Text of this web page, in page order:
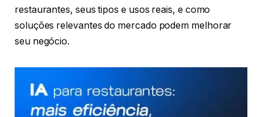
restaurantes, seus tipos e usos reais, e como
soluções relevantes do mercado podem melhorar
seu negócio.